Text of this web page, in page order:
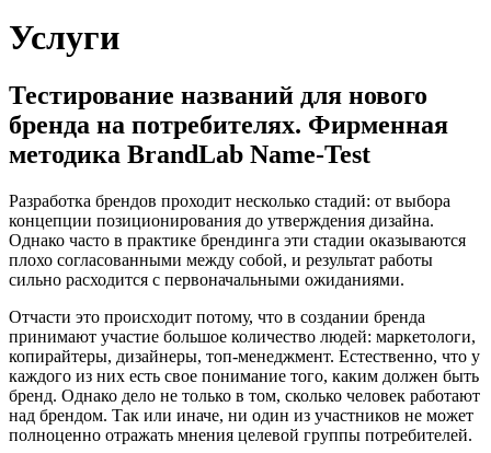
Услуги
Тестирование названий для нового
бренда на потребителях. Фирменная
методика BrandLab Name-Test
Разработка брендов проходит несколько стадий: от выбора
концепции позиционирования до утверждения дизайна.
Однако часто в практике брендинга эти стадии оказываются
плохо согласованными между собой, и результат работы
сильно расходится с первоначальными ожиданиями.
Отчасти это происходит потому, что в создании бренда
принимают участие большое количество людей: маркетологи,
копирайтеры, дизайнеры, топ-менеджмент. Естественно, что у
каждого из них есть свое понимание того, каким должен быть
бренд. Однако дело не только в том, сколько человек работают
над брендом. Так или иначе, ни один из участников не может
полноценно отражать мнения целевой группы потребителей.